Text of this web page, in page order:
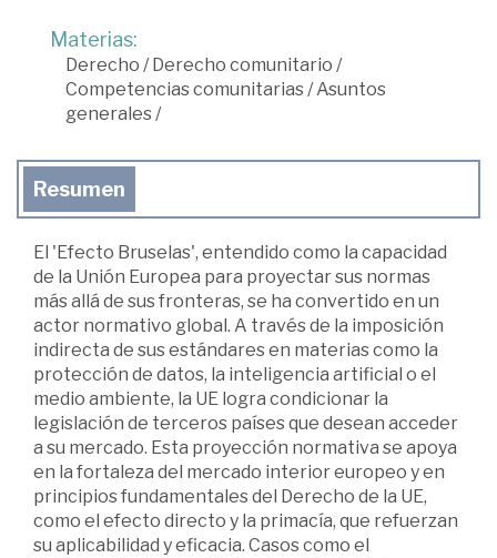
Materias:
Derecho /Derecho comunitario /
Competencias comunitarias/Asuntos
generales/
Resumen
El 'Efecto Bruselas', entendido como la capacidad
de la Unión Europea para proyectar sus normas
más allá de sus fronteras, se ha convertido en un
actor normativo global. A través de la imposición
indirecta de sus estándares en materias como la
protección de datos, la inteligencia artificial o el
medio ambiente, la UE logra condicionar la
legislación de terceros países que desean acceder
a su mercado. Esta proyección normativa se apoya
en la fortaleza del mercado interior europeo y en
principios fundamentales del Derecho de la UE,
como el efecto directo y la primacía, que refuerzan
su aplicabilidad y eficacia. Casos como el